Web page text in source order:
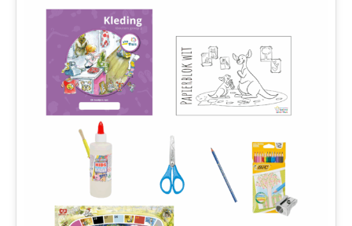
themaboekje